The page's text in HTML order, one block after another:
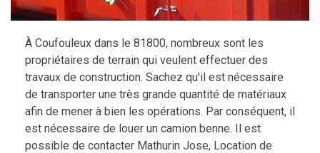
À Coufouleux dans le 81800, nombreux sont les
propriétaires de terrain qui veulent effectuer des
travaux de construction. Sachez qu'il est nécessaire
de transporter une très grande quantité de matériaux
afin de mener à bien les opérations. Par conséquent, il
est nécessaire de louer un camion benne. Il est
possible de contacter Mathurin Jose, Location de